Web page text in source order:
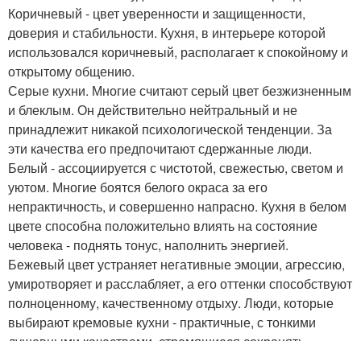
Коричневый - цвет уверенности и защищенности,
доверия и стабильности. Кухня, в интерьере которой
использовался коричневый, располагает к спокойному и
открытому общению.
Серые кухни. Многие считают серый цвет безжизненным
и блеклым. Он действительно нейтральный и не
принадлежит никакой психологической тенденции. За
эти качества его предпочитают сдержанные люди.
Белый - ассоциируется с чистотой, свежестью, светом и
уютом. Многие боятся белого окраса за его
непрактичность, и совершенно напрасно. Кухня в белом
цвете способна положительно влиять на состояние
человека - поднять тонус, наполнить энергией.
Бежевый цвет устраняет негативные эмоции, агрессию,
умиротворяет и расслабляет, а его оттенки способствуют
полноценному, качественному отдыху. Люди, которые
выбирают кремовые кухни - практичные, с тонкими